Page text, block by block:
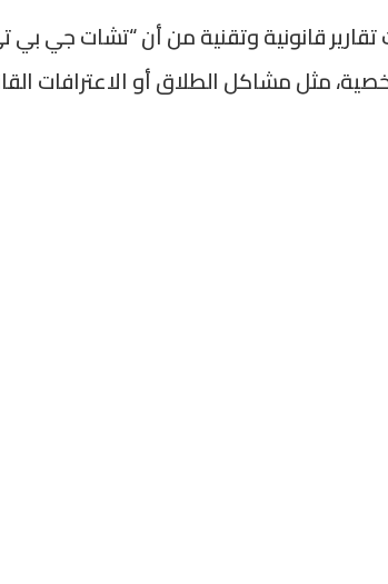
قانونية وتقنية من أن “تشات جي بي
مثل مشاكل الطلاق أو الاعترافات